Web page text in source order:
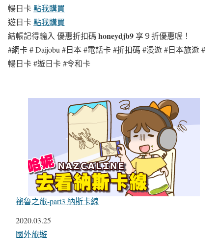
暢日卡點我購買
遊日卡點我購買
結帳記得輸入 優惠折扣碼 honeydjb9享９折優惠喔！
#網卡 # Daijobu #日本 #電話卡 #折扣碼 #漫遊 #日本旅遊 #
暢日卡 #遊日卡 #令和卡
祕魯之旅-part3 納斯卡線
日期
2020.03.25
關於
國外旅遊